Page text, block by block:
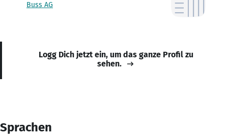
Buss AG
Logg Dich jetzt ein, um das ganze Profil zu
sehen.
Sprachen